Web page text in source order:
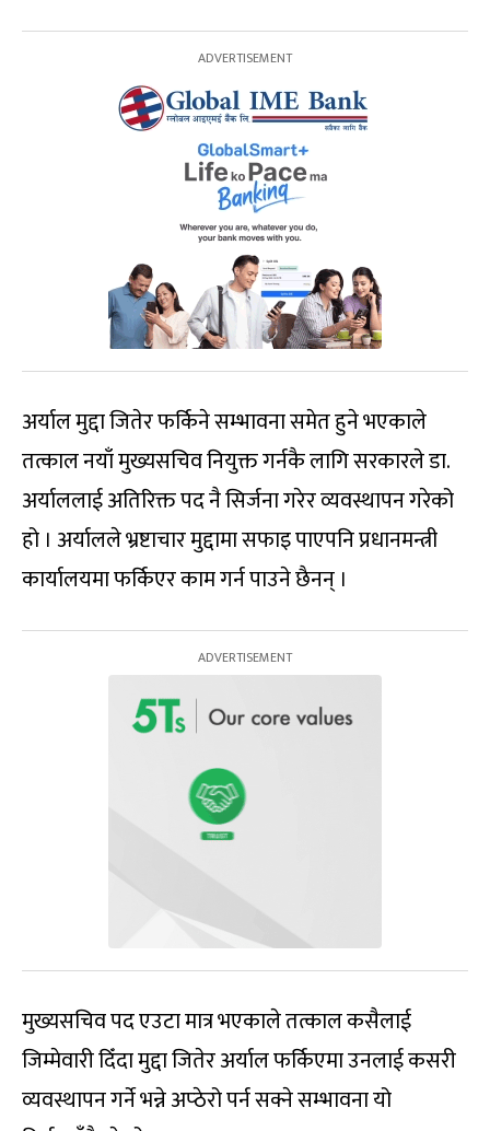
अर्याल मुद्दा जितेर फर्किने सम्भावना समेत हुने भएकाले
तत्काल नयाँ मुख्यसचिव नियुक्त गर्नकै लागि सरकारले डा.
अर्याललाई अतिरिक्त पद नै सिर्जना गरेर व्यवस्थापन गरेको
हो । अर्यालले भ्रष्टाचार मुद्दामा सफाइ पाएपनि प्रधानमन्त्री
कार्यालयमा फर्किएर काम गर्न पाउने छैनन् ।
मुख्यसचिव पद एउटा मात्र भएकाले तत्काल कसैलाई
जिम्मेवारी दिँदा मुद्दा जितेर अर्याल फर्किएमा उनलाई कसरी
व्यवस्थापन गर्ने भन्ने अप्ठेरो पर्न सक्ने सम्भावना यो